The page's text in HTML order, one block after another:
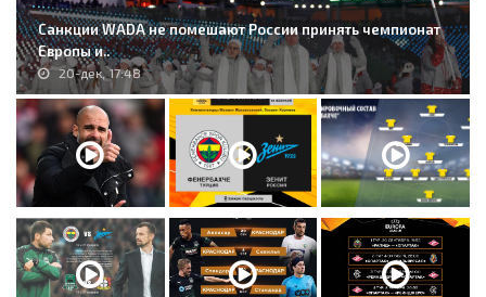
Санкции WADA не помешают России принять чемпионат
Европы и..
20-дек, 17:48